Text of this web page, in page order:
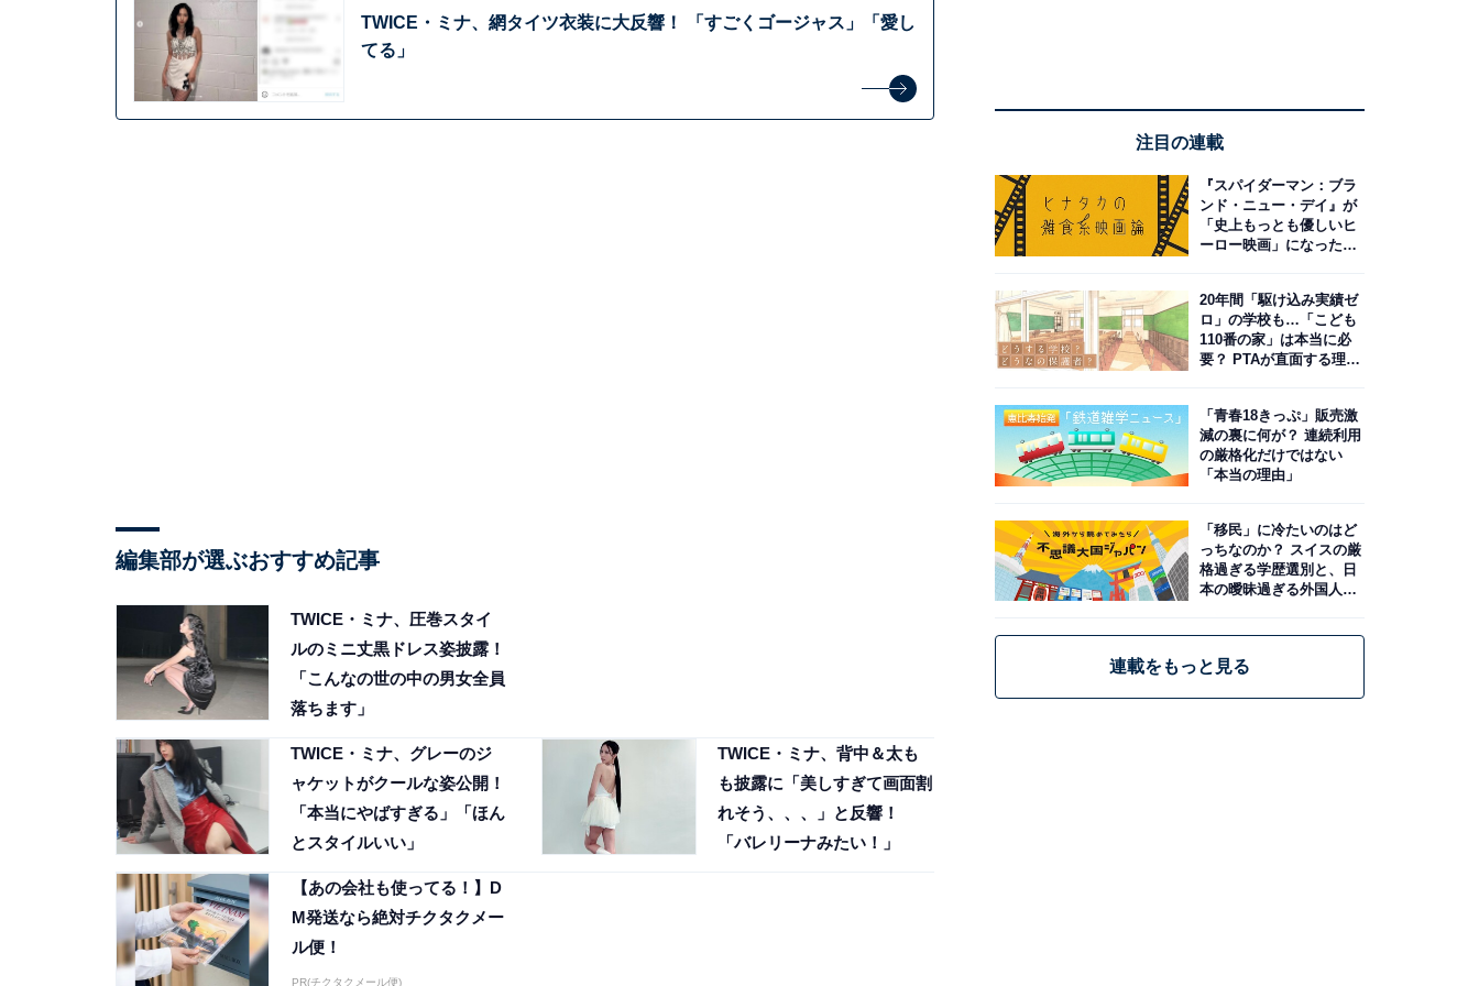
TWICE・ミナ、網タイツ衣装に大反響！ 「すごくゴージャス」「愛し
てる」
編集部が選ぶおすすめ記事
TWICE・ミナ、圧巻スタイ
ルのミニ丈黒ドレス姿披露！
「こんなの世の中の男女全員
落ちます」
TWICE・ミナ、グレーのジ
ャケットがクールな姿公開！
「本当にやばすぎる」「ほん
とスタイルいい」
TWICE・ミナ、背中＆太も
も披露に「美しすぎて画面割
れそう、、、」と反響！
「バレリーナみたい！」
【あの会社も使ってる！】D
M発送なら絶対チクタクメー
ル便！
PR(チクタクメール便)
注目の連載
『スパイダーマン：ブラ
ンド・ニュー・デイ』が
「史上もっとも優しいヒ
ーロー映画」になった理
20年間「駆け込み実績ゼ
ロ」の学校も…「こども
110番の家」は本当に必
要？ PTAが直面する理想
「青春18きっぷ」販売激
減の裏に何が？ 連続利用
の厳格化だけではない
「本当の理由」
「移民」に冷たいのはど
っちなのか？ スイスの厳
格過ぎる学歴選別と、日
本の曖昧過ぎる外国人政
連載をもっと見る